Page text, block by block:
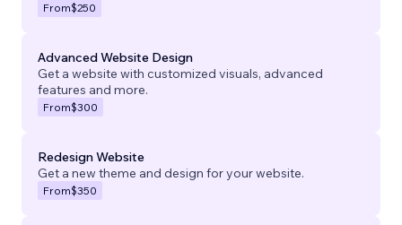
From$250
Advanced Website Design
Get a website with customized visuals, advanced
features and more.
From$300
Redesign Website
Get a new theme and design for your website.
From$350